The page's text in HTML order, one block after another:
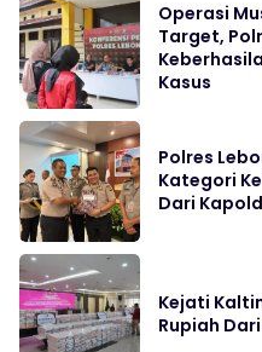
Operasi
Target,
Kasus
Polres
Kategori
Dari
Kejati
Rupiah